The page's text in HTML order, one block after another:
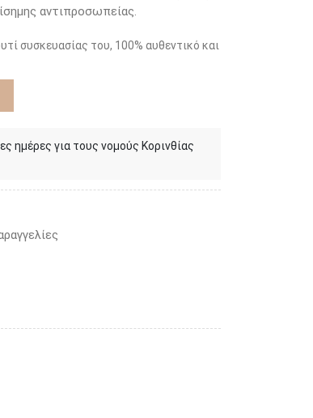
αντιπροσωπείας.
συσκευασίας του, 100% αυθεντικό και
ημέρες για τους νομούς Κορινθίας